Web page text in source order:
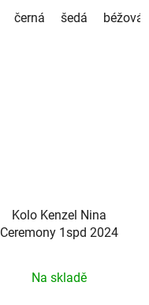
černá šedá béžová
Kolo Kenzel Nina
Ceremony 1spd 2024
Na skladě